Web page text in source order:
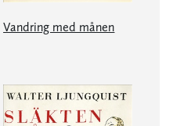
Vandring med månen